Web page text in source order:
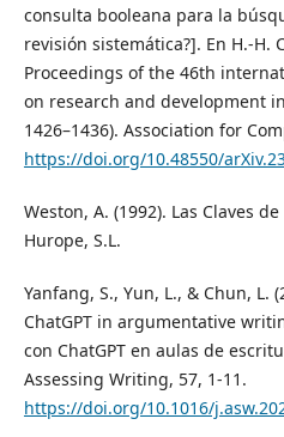
consulta booleana para la
revisión sistemática?]. En H.-H.
Proceedings of the 46th
on research and development
1426–1436). Association for
https://doi.org/10.48550/
Weston, A. (1992). Las Claves
Hurope, S.L.
Yanfang, S., Yun, L., & Chun, L.
ChatGPT in argumentative
con ChatGPT en aulas de
Assessing Writing, 57, 1-11.
https://doi.org/10.1016/